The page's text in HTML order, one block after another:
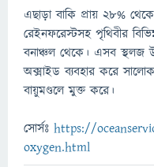
এছাড়া বাকি প্রায় ২৮%
রেইনফরেস্টসহ পৃথিবীর
বনাঞ্চল থেকে। এসব স্থলজ
অক্সাইড ব্যবহার করে
বায়ুমণ্ডলে মুক্ত করে।
সোর্সঃ https://
oxygen.html